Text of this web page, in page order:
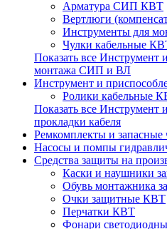
Арматура СИП КВТ
Вертлюги
Инструменты для
Чулки кабельные
Показать все Инструмент
монтажа СИП и ВЛ
Инструмент и
Ролики кабельные
Показать все Инструмент
прокладки кабеля
Ремкомплекты и запасные
Насосы и помпы
Средства защиты на
Каски и наушники
Обувь монтажника
Очки защитные КВТ
Перчатки КВТ
Фонари